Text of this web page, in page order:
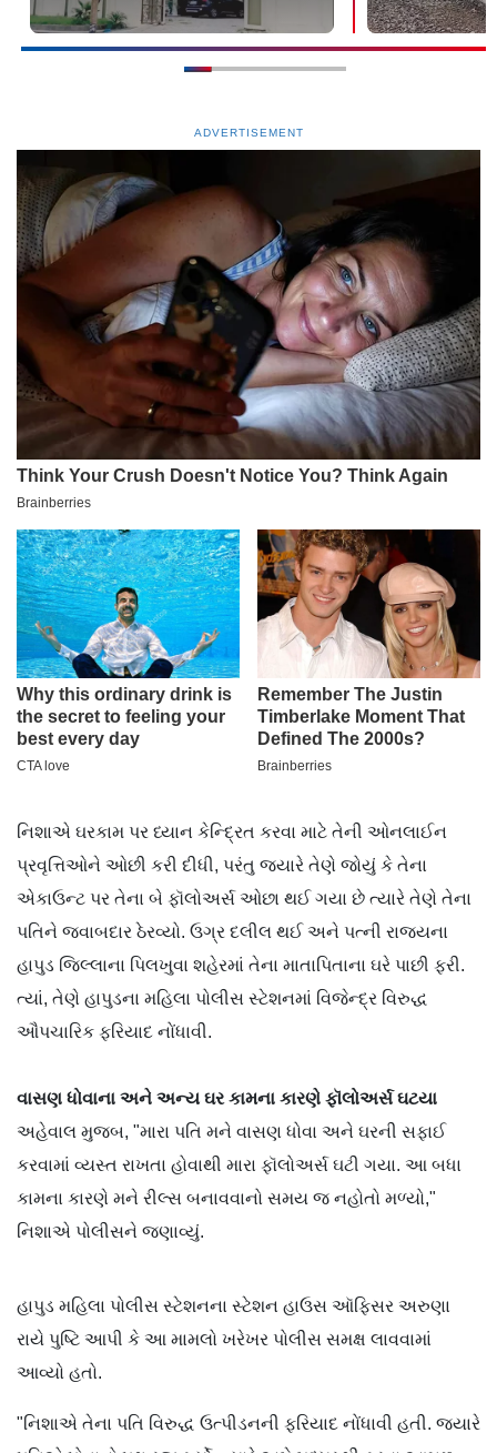
ADVERTISEMENT
નિશાએ ઘરકામ પર ધ્યાન કેન્દ્રિત કરવા માટે તેની ઓનલાઈન
પ્રવૃત્તિઓને ઓછી કરી દીધી, પરંતુ જ્યારે તેણે જોયું કે તેના
એકાઉન્ટ પર તેના બે ફૉલોઅર્સ ઓછા થઈ ગયા છે ત્યારે તેણે તેના
પતિને જવાબદાર ઠેરવ્યો. ઉગ્ર દલીલ થઈ અને પત્ની રાજ્યના
હાપુડ જિલ્લાના પિલખુવા શહેરમાં તેના માતાપિતાના ઘરે પાછી ફરી.
ત્યાં, તેણે હાપુડના મહિલા પોલીસ સ્ટેશનમાં વિજેન્દ્ર વિરુદ્ધ
ઔપચારિક ફરિયાદ નોંધાવી.
વાસણ ધોવાના અને અન્ય ઘર કામના કારણે ફૉલોઅર્સ ઘટયા
અહેવાલ મુજબ, "મારા પતિ મને વાસણ ધોવા અને ઘરની સફાઈ
કરવામાં વ્યસ્ત રાખતા હોવાથી મારા ફૉલોઅર્સ ઘટી ગયા. આ બધા
કામના કારણે મને રીલ્સ બનાવવાનો સમય જ નહોતો મળ્યો,"
નિશાએ પોલીસને જણાવ્યું.
હાપુડ મહિલા પોલીસ સ્ટેશનના સ્ટેશન હાઉસ ઑફિસર અરુણા
રાયે પુષ્ટિ આપી કે આ મામલો ખરેખર પોલીસ સમક્ષ લાવવામાં
આવ્યો હતો.
"નિશાએ તેના પતિ વિરુદ્ધ ઉત્પીડનની ફરિયાદ નોંધાવી હતી. જ્યારે